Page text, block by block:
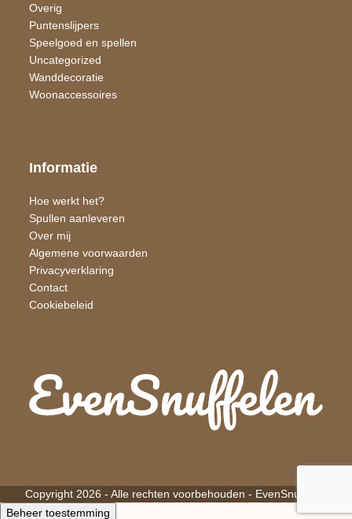
Overig
Puntenslijpers
Speelgoed en spellen
Uncategorized
Wand​decoratie
Woon​accessoires
Informatie
Hoe werkt het?
Spullen aanleveren
Over mij
Algemene voorwaarden
Privacyverklaring
Contact
Cookiebeleid
Copyright 2026 - Alle rechten voorbehouden - EvenSnuffelen
Beheer toestemming